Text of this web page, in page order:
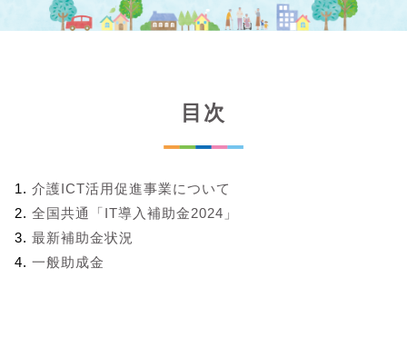
目次
介護ICT活用促進事業について
全国共通「IT導入補助金2024」
最新補助金状況
一般助成金